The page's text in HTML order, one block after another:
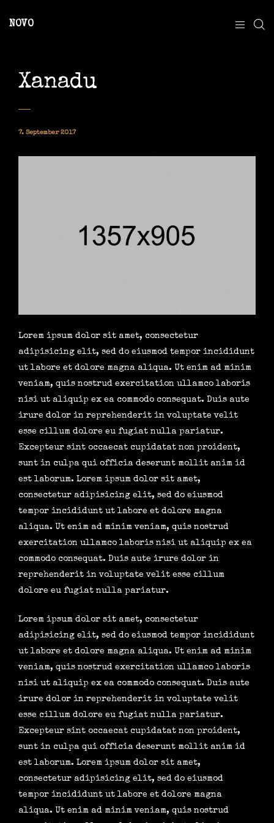
NOVO
Xanadu
7. September 2017
Lorem ipsum dolor sit amet, consectetur
adipisicing elit, sed do eiusmod tempor incididunt
ut labore et dolore magna aliqua. Ut enim ad minim
veniam, quis nostrud exercitation ullamco laboris
nisi ut aliquip ex ea commodo consequat. Duis aute
irure dolor in reprehenderit in voluptate velit
esse cillum dolore eu fugiat nulla pariatur.
Excepteur sint occaecat cupidatat non proident,
sunt in culpa qui officia deserunt mollit anim id
est laborum. Lorem ipsum dolor sit amet,
consectetur adipisicing elit, sed do eiusmod
tempor incididunt ut labore et dolore magna
aliqua. Ut enim ad minim veniam, quis nostrud
exercitation ullamco laboris nisi ut aliquip ex ea
commodo consequat. Duis aute irure dolor in
reprehenderit in voluptate velit esse cillum
dolore eu fugiat nulla pariatur.
Lorem ipsum dolor sit amet, consectetur
adipisicing elit, sed do eiusmod tempor incididunt
ut labore et dolore magna aliqua. Ut enim ad minim
veniam, quis nostrud exercitation ullamco laboris
nisi ut aliquip ex ea commodo consequat. Duis aute
irure dolor in reprehenderit in voluptate velit
esse cillum dolore eu fugiat nulla pariatur.
Excepteur sint occaecat cupidatat non proident,
sunt in culpa qui officia deserunt mollit anim id
est laborum. Lorem ipsum dolor sit amet,
consectetur adipisicing elit, sed do eiusmod
tempor incididunt ut labore et dolore magna
aliqua. Ut enim ad minim veniam, quis nostrud